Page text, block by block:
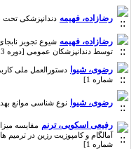
رضازاده، فهیمه دندانپزشکی تحت
رضازاده، فهیمه شیوع تجویز نابجای
توسط دندانپزشکان عمومی [دوره 13، شماره 2]
رضوی، شیوا
شماره 1]
رضوی، شیوا نوع شناسی موانع بهداشت
رفیعی اسکویی، ترنم
شماره 1]